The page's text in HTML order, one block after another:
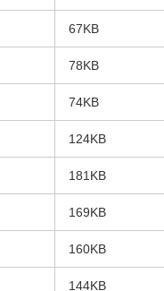
67KB
78KB
74KB
124KB
181KB
169KB
160KB
144KB